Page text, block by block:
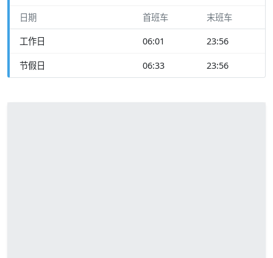
日期 首班车 末班车
工作日 06:01 23:56
节假日 06:33 23:56